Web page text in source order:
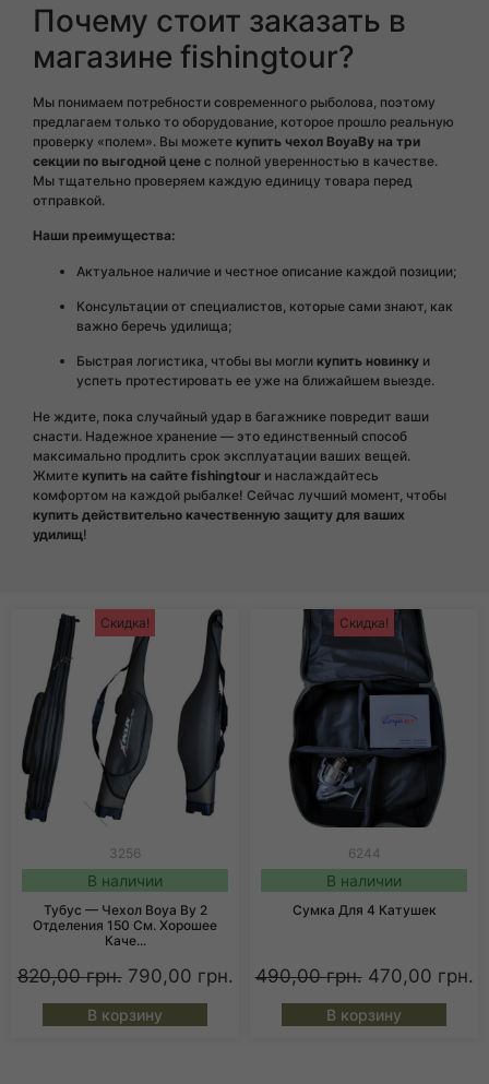
Почему стоит заказать в
магазине fishingtour?
Мы понимаем потребности современного рыболова, поэтому
предлагаем только то оборудование, которое прошло реальную
проверку «полем». Вы можете купить чехол BoyaBy на три
секции по выгодной цене с полной уверенностью в качестве.
Мы тщательно проверяем каждую единицу товара перед
отправкой.
Наши преимущества:
Актуальное наличие и честное описание каждой позиции;
Консультации от специалистов, которые сами знают, как
важно беречь удилища;
Быстрая логистика, чтобы вы могли купить новинку и
успеть протестировать ее уже на ближайшем выезде.
Не ждите, пока случайный удар в багажнике повредит ваши
снасти. Надежное хранение — это единственный способ
максимально продлить срок эксплуатации ваших вещей.
Жмите купить на сайте fishingtour и наслаждайтесь
комфортом на каждой рыбалке! Сейчас лучший момент, чтобы
купить действительно качественную защиту для ваших
удилищ!
Скидка!
3256
В наличии
Тубус — Чехол Boya By 2
Отделения 150 См. Хорошее
Каче...
820,00грн. 790,00 грн.
В корзину
Скидка!
6244
В наличии
Сумка Для 4 Катушек
490,00грн. 470,00 грн.
В корзину